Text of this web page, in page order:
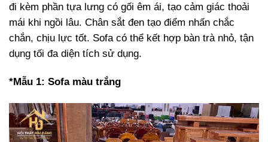
đi kèm phần tựa lưng có gối êm ái, tạo cảm giác thoải
mái khi ngồi lâu. Chân sắt đen tạo điểm nhấn chắc
chắn, chịu lực tốt. Sofa có thể kết hợp bàn trà nhỏ, tận
dụng tối đa diện tích sử dụng.
*Mẫu 1: Sofa màu trắng